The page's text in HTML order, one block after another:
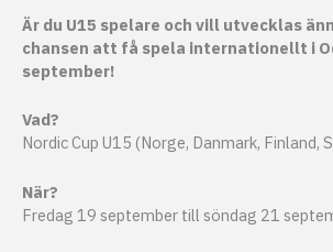
Är du U15 spelare och vill utvecklas
chansen att få spela internationellt i
september!
Vad?
Nordic Cup U15 (Norge, Danmark, Finland,
När?
Fredag 19 september till söndag 21